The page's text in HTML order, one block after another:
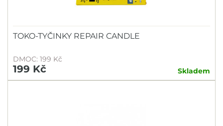
TOKO-TYČINKY REPAIR CANDLE
DMOC: 199 Kč
199 Kč Skladem